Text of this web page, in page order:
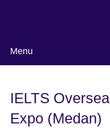
Menu
IELTS
Expo (Medan)